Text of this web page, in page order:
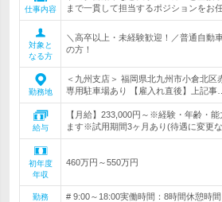
仕事内容
まで一貫して担当するポジションをお
対象と
なる方
＼高卒以上・未経験歓迎！／普通自動
の方！
勤務地
＜九州支店＞ 福岡県北九州市小倉北
専用駐車場あり 【雇入れ直後】上記事…
給与
【月給】233,000円～※経験・年齢・
ます※試用期間3ヶ月あり(待遇に変更
初年度
年収
460万円～550万円
勤務
# 9:00～18:00実働時間：8時間休憩時